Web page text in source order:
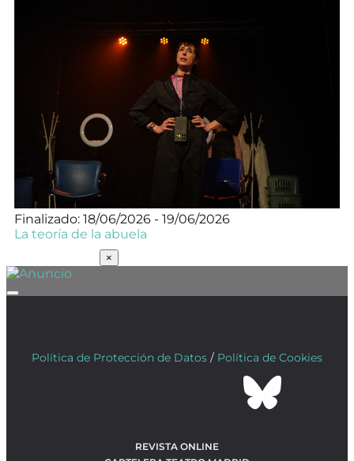
Finalizado: 18/06/2026 - 19/06/2026
La teoría de la abuela
×
Política de Protección de Datos / Política de Cookies
REVISTA ONLINE